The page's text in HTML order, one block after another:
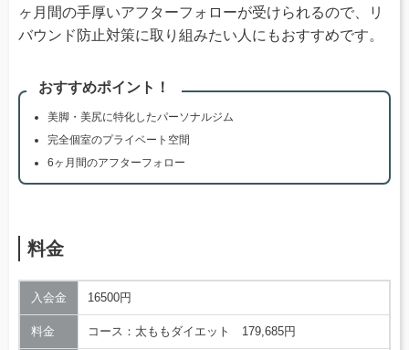
ヶ月間の手厚いアフターフォローが受けられるので、リ
バウンド防止対策に取り組みたい人にもおすすめです。
おすすめポイント！
美脚・美尻に特化したパーソナルジム
完全個室のプライベート空間
6ヶ月間のアフターフォロー
料金
入会金 16500円
料金 コース：太ももダイエット 179,685円